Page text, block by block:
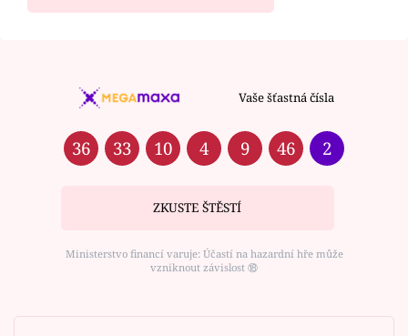
Vaše šťastná čísla
36 33 10 4 9 46 2
ZKUSTE ŠTĚSTÍ
Ministerstvo financí varuje: Účastí na hazardní hře může
vzniknout závislost ⑱